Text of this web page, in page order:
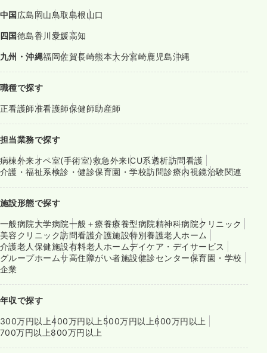
中国広島岡山鳥取島根山口
四国徳島香川愛媛高知
九州・沖縄福岡佐賀長崎熊本大分宮崎鹿児島沖縄
職種で探す
正看護師准看護師保健師助産師
担当業務で探す
病棟外来オペ室(手術室)救急外来ICU系透析訪問看護
介護・福祉系検診・健診保育園・学校訪問診療内視鏡治験関連
施設形態で探す
一般病院大学病院一般＋療養療養型病院精神科病院クリニック
美容クリニック訪問看護介護施設特別養護老人ホーム
介護老人保健施設有料老人ホームデイケア・デイサービス
グループホームサ高住障がい者施設健診センター保育園・学校
企業
年収で探す
300万円以上400万円以上 500万円以上600万円以上
700万円以上800万円以上